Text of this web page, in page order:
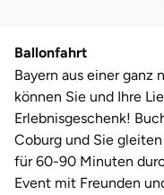
Ballonfahrt
Bayern aus einer ganz
können Sie und Ihre
Erlebnisgeschenk!
Coburg und Sie
für 60-90 Minuten
Event mit Freunden
Sömmerda
Weimar
sächsische Schweiz